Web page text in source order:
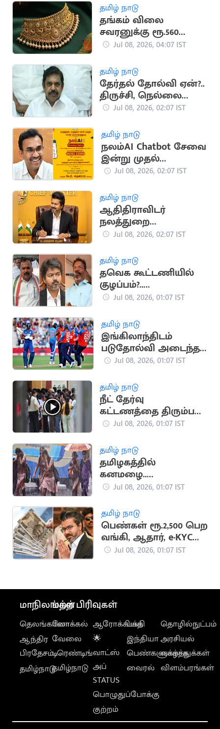
தமிழ் நாடு
தங்கம் விலை
சவரனுக்கு ரூ.560
குறைவு
Jul 08, 2026, 04:07 IST
தமிழ் நாடு
தேர்தல் தோல்வி ஏன்?..
திருச்சி, நெல்லை
நிர்வாகிகளிடம்
ஆலோசனை
Jul 08, 2026, 02:07 IST
தமிழ் நாடு
நலம்AI Chatbot சேவை
இன்று முதல்
தொடக்கம்
Jul 08, 2026, 02:07 IST
தமிழ் நாடு
ஆதிதிராவிடர்
நலத்துறை
அதிகாரிகளுடன்
ஆலோசனை
Jul 08, 2026, 02:07 IST
தமிழ் நாடு
தவெக கூட்டணியில்
குழப்பம்?..
முதலமைச்சர்
Jul 08, 2026, 01:07 IST
தமிழ் நாடு
இங்கிலாந்திடம்
படுதோல்வி அடைந்த
இந்திய அணி
Jul 08, 2026, 01:07 IST
தமிழ் நாடு
நீட் தேர்வு
கட்டணத்தை திரும்பப்
பெற விண்ணப்பிக்கும்
Jul 08, 2026, 01:07 IST
தமிழ் நாடு
தமிழகத்தில்
கனமழை..
பள்ளிகளுக்கு
வாய்ப்பு
Jul 08, 2026, 01:07 IST
தமிழ் நாடு
பெண்கள் ரூ.2,500 பெற
வங்கி, ஆதார், e-KYC
அவசியம்
Jul 08, 2026, 01:07 IST
மாநிலங்கள்
தெலங்கானா
ஆந்திர
பிரதேசம்
தமிழ்நாடு
மற்ற பிரிவுகள்
லோக்கல்
வேலை
டிரெண்டிங்
தமிழ்நாடு
ஆரோக்கியம்
🌟
வாட்ஸ்
அப்
STATUS
பொழுதுப்போக்கு
குற்றம்
பக்தி
இந்தியா
பெண்களுக்காக
வைரல்
தொழில்நுட்பம்
அரசியல்
வாழ்த்துக்கள்
விளம்பரங்கள்